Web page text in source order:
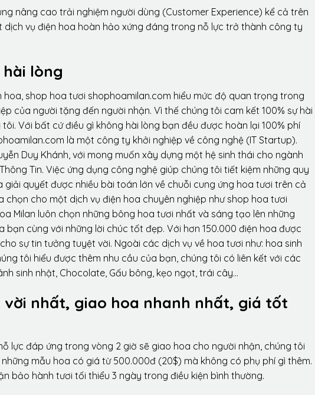
nâng cao trải nghiệm người dùng (Customer Experience) kể cả trên
vụ điện hoa hoàn hảo xứng đáng trong nỗ lực trở thành công ty
hài lòng
shop hoa tươi shophoamilan.com hiểu mức độ quan trọng trong
của người tặng đến người nhận. Vì thế chúng tôi cam kết 100% sự hài
Với bất cứ điều gì không hài lòng bạn đều được hoàn lại 100% phí
là một công ty khởi nghiệp về công nghệ (IT Startup).
Duy Khánh, với mong muốn xây dựng một hệ sinh thái cho ngành
Tin. Việc ứng dụng công nghệ giúp chúng tôi tiết kiệm những quy
quyết được nhiều bài toán lớn về chuỗi cung ứng hoa tươi trên cả
cho một dịch vụ điện hoa chuyên nghiệp như shop hoa tươi
Milan luôn chọn những bông hoa tươi nhất và sáng tạo lên những
cùng với những lời chúc tốt đẹp. Với hơn 150.000 điện hoa được
sự tin tưởng tuyệt vời. Ngoài các dịch vụ về hoa tươi như: hoa sinh
tôi hiểu được thêm nhu cầu của bạn, chúng tôi có liên kết với các
sinh nhật, Chocolate, Gấu bông, kẹo ngọt, trái cây…
nhất, giao hoa nhanh nhất, giá tốt
lực đáp ứng trong vòng 2 giờ sẽ giao hoa cho người nhận, chúng tôi
mẫu hoa có giá từ 500.000đ (20$) mà không có phụ phí gì thêm.
bảo hành tươi tối thiểu 3 ngày trong điều kiện bình thường.